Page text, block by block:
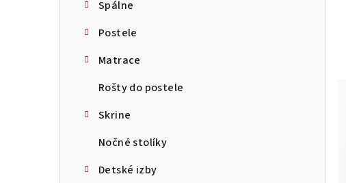
Spálne
Postele
Matrace
Rošty do postele
Skrine
Nočné stolíky
Detské izby